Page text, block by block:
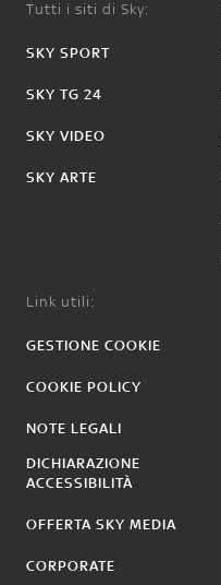
Tutti i siti di Sky:
SKY SPORT
SKY TG 24
SKY VIDEO
SKY ARTE
Link utili:
GESTIONE COOKIE
COOKIE POLICY
NOTE LEGALI
DICHIARAZIONE
ACCESSIBILITÀ
OFFERTA SKY MEDIA
CORPORATE